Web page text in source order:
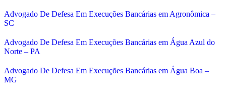
Advogado De Defesa Em Execuções Bancárias em Agronômica –
SC
Advogado De Defesa Em Execuções Bancárias em Água Azul do
Norte – PA
Advogado De Defesa Em Execuções Bancárias em Água Boa –
MG